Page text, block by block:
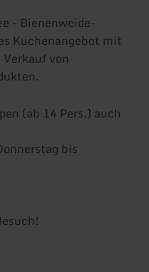
- Bienenweide-
Kuchenangebot mit
von
(ab 14 Pers.) auch
bis